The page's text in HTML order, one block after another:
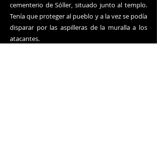
cementerio de Sóller, situado junto al templo.
Tenía que proteger al pueblo y a la vez se podía
disparar por las aspilleras de la muralla a los
atacantes.